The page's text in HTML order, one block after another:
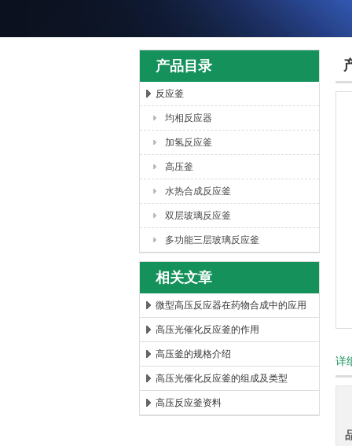
西安太康生物科技有限公司
产品目录
反应釜
均相反应器
加氢反应釜
高压釜
水热合成反应釜
双层玻璃反应釜
多功能三层玻璃反应釜
相关文章
微型高压反应器在药物合成中的应用
高压光催化反应釜的作用
高压釜的规格介绍
高压光催化反应釜的组成及类型
高压反应釜资料
详